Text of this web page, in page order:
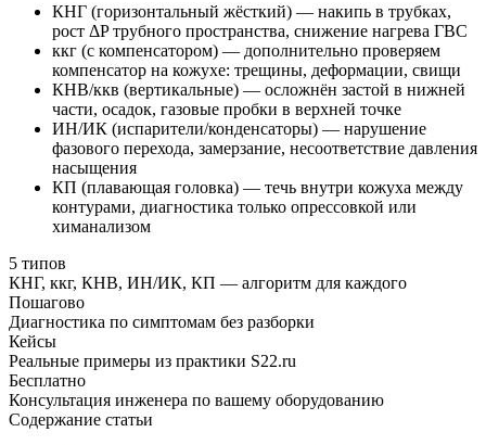
КНГ (горизонтальный жёсткий) — накипь в трубках,
рост ΔP трубного пространства, снижение нагрева ГВС
ккг (с компенсатором) — дополнительно проверяем
компенсатор на кожухе: трещины, деформации, свищи
КНВ/ккв (вертикальные) — осложнён застой в нижней
части, осадок, газовые пробки в верхней точке
ИН/ИК (испарители/конденсаторы) — нарушение
фазового перехода, замерзание, несоответствие давления
насыщения
КП (плавающая головка) — течь внутри кожуха между
контурами, диагностика только опрессовкой или
химанализом
5 типов
КНГ, ккг, КНВ, ИН/ИК, КП — алгоритм для каждого
Пошагово
Диагностика по симптомам без разборки
Кейсы
Реальные примеры из практики S22.ru
Бесплатно
Консультация инженера по вашему оборудованию
Содержание статьи